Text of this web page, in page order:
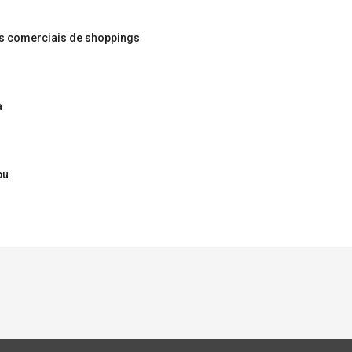
comerciais de shoppings